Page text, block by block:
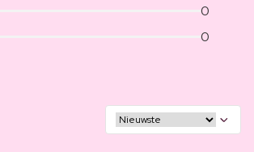
0
0